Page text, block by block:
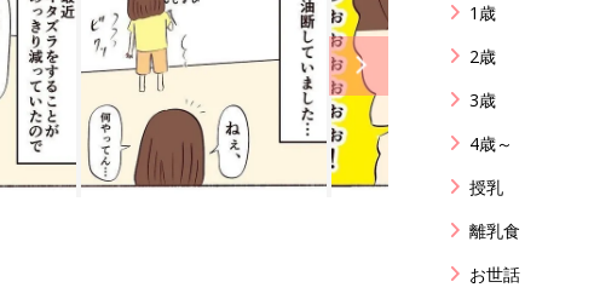
1歳
2歳
3歳
4歳～
授乳
離乳食
お世話